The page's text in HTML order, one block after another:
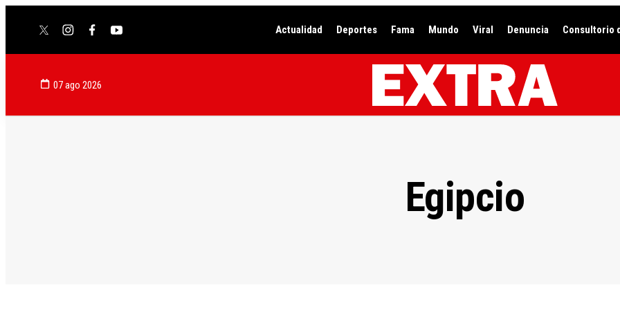
twitterinstagram
facebookyoutube Actualidad Deportes Fama Mundo Viral Denuncia Consultorio
07 ago 2026
Egipcio